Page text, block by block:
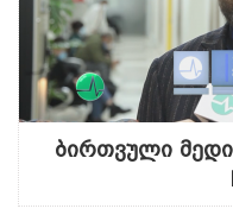
ბირთვული